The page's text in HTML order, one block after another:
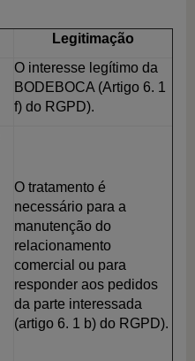
Legitimação
O interesse legítimo da
BODEBOCA (Artigo 6. 1
f) do RGPD).
O tratamento é
necessário para a
manutenção do
relacionamento
comercial ou para
responder aos pedidos
da parte interessada
(artigo 6. 1 b) do RGPD).